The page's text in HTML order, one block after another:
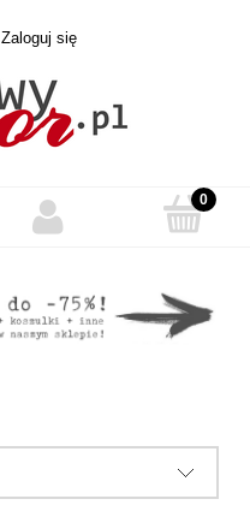
Zaloguj się